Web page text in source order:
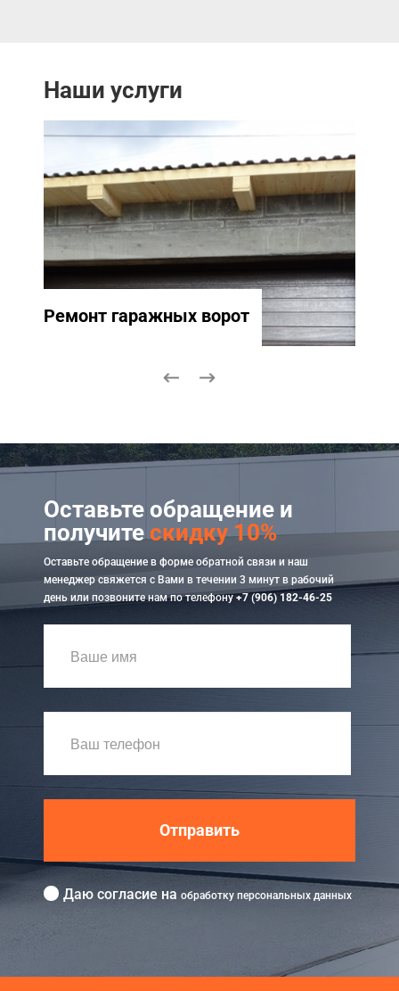
Наши услуги
Ремонт гаражных ворот
Оставьте обращение и
получитескидку 10%
Оставьте обращение в форме обратной связи и наш
менеджер свяжется с Вами в течении 3 минут в рабочий
день или позвоните нам по телефону+7 (906) 182-46-25
Отправить
Даю согласие на обработку персональных данных